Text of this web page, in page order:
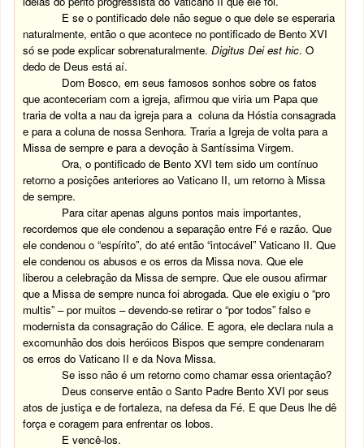
E se o pontificado dele não segue o que dele se esperaria
naturalmente, então o que acontece no pontificado de Bento XVI
só se pode explicar sobrenaturalmente.Digitus Dei est hic. O
dedo de Deus está aí.
Dom Bosco, em seus famosos sonhos sobre os fatos
que aconteceriam com a igreja, afirmou que viria um Papa que
traria de volta a nau da igreja para a coluna da Hóstia consagrada
e para a coluna de nossa Senhora. Traria a Igreja de volta para a
Missa de sempre e para a devoção à Santíssima Virgem.
Ora, o pontificado de Bento XVI tem sido um contínuo
retorno a posições anteriores ao Vaticano II, um retorno à Missa
de sempre.
Para citar apenas alguns pontos mais importantes,
recordemos que ele condenou a separação entre Fé e razão. Que
ele condenou o “espírito”, do até então “intocável” Vaticano II. Que
ele condenou os abusos e os erros da Missa nova. Que ele
liberou a celebração da Missa de sempre. Que ele ousou afirmar
que a Missa de sempre nunca foi abrogada. Que ele exigiu o “pro
multis” – por muitos – devendo-se retirar o “por todos” falso e
modernista da consagração do Cálice. E agora, ele declara nula a
excomunhão dos dois heróicos Bispos que sempre condenaram
os erros do Vaticano II e da Nova Missa.
Se isso não é um retorno como chamar essa orientação?
Deus conserve então o Santo Padre Bento XVI por seus
atos de justiça e de fortaleza, na defesa da Fé. E que Deus lhe dê
força e coragem para enfrentar os lobos.
E vencê-los.